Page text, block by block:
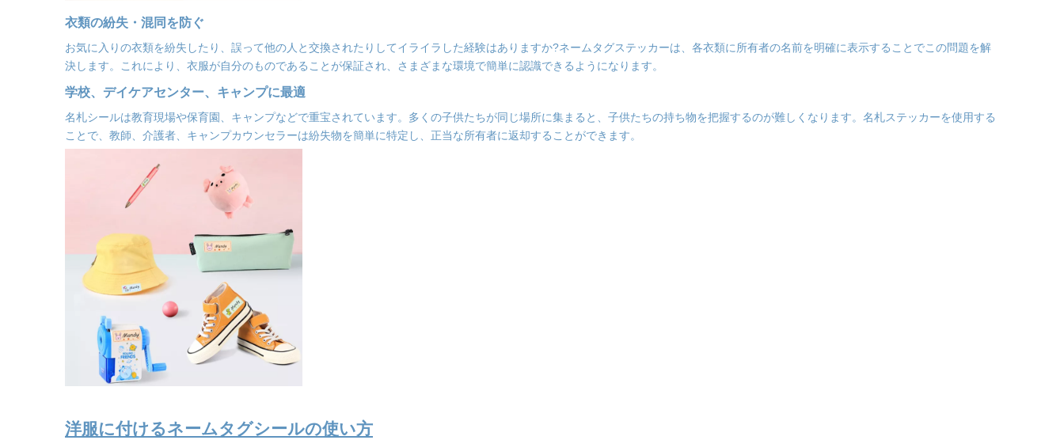
衣類の紛失・混同を防ぐ
お気に入りの衣類を紛失したり、誤って他の人と交換されたりしてイライラした経験はありますか?ネームタグステッカーは、各衣類に所有者の名前を明確に表示することでこの問題を解
決します。これにより、衣服が自分のものであることが保証され、さまざまな環境で簡単に認識できるようになります。
学校、デイケアセンター、キャンプに最適
名札シールは教育現場や保育園、キャンプなどで重宝されています。多くの子供たちが同じ場所に集まると、子供たちの持ち物を把握するのが難しくなります。名札ステッカーを使用する
ことで、教師、介護者、キャンプカウンセラーは紛失物を簡単に特定し、正当な所有者に返却することができます。
洋服に付けるネームタグシールの使い方